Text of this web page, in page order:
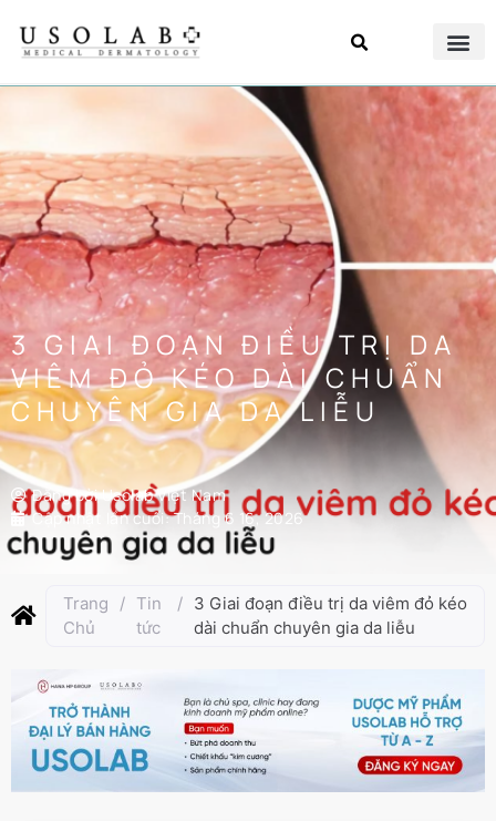
3 GIAI ĐOẠN ĐIỀU TRỊ DA
VIÊM ĐỎ KÉO DÀI CHUẨN
CHUYÊN GIA DA LIỄU
Đăng bởiUsolab Việt Nam
Cập nhật lần cuối:Tháng 6 16, 2026
Trang
Chủ
/ Tin
tức
/ 3 Giai đoạn điều trị da viêm đỏ kéo
dài chuẩn chuyên gia da liễu